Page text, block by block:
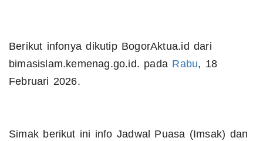
Berikut infonya dikutip BogorAktua.id dari
bimasislam.kemenag.go.id. pada Rabu, 18
Februari 2026.
Simak berikut ini info Jadwal Puasa (Imsak) dan